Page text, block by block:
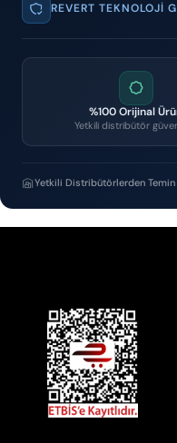
REVERT TEKNOLOJI
%100 Orijinal
Yetkili distribütör
Yetkili Distribütörlerden Temin